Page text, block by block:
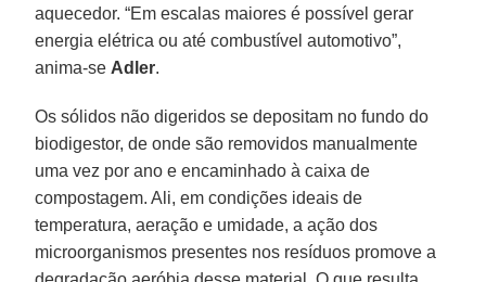
aquecedor. “Em escalas maiores é possível gerar
energia elétrica ou até combustível automotivo”,
anima-se Adler.
Os sólidos não digeridos se depositam no fundo do
biodigestor, de onde são removidos manualmente
uma vez por ano e encaminhado à caixa de
compostagem. Ali, em condições ideais de
temperatura, aeração e umidade, a ação dos
microorganismos presentes nos resíduos promove a